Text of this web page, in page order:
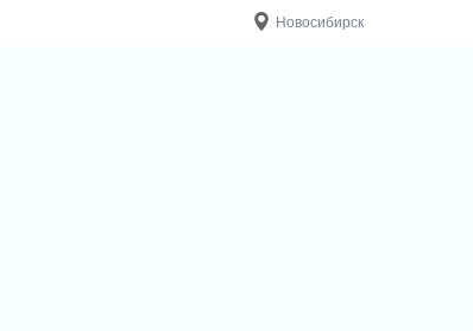
Новосибирск